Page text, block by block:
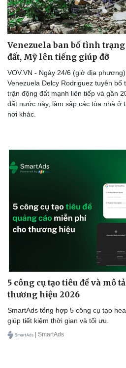
Doanh nghiệp
Thông tin doanh nghiệp
Doanh nghiệp 24h
Doanh nhân
Vì cộng đồng
Venezuela ban bố tình
đất, Mỹ lên tiếng giúp đỡ
VOV.VN - Ngày 24/6 (giờ địa
Venezuela Delcy Rodriguez tuyên bố
trận động đất mạnh liên tiếp và gần
đất nước này, làm sập các tòa nhà ở
nơi khác.
5 công cụ tạo tiêu đề và mô
thương hiệu 2026
SmartAds tổng hợp 5 công cụ tạo
giúp tiết kiệm thời gian và tối ưu.
| SmartAds